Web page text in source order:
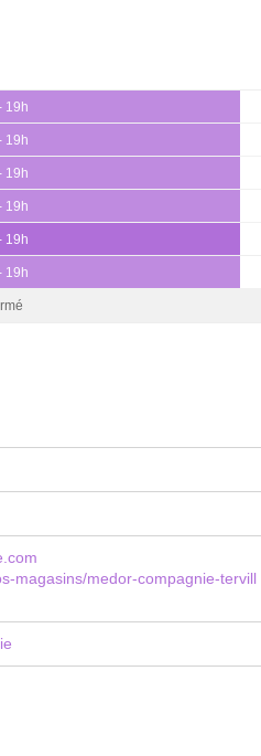
19h
19h
19h
19h
19h
19h
magasins/medor-compagnie-tervill